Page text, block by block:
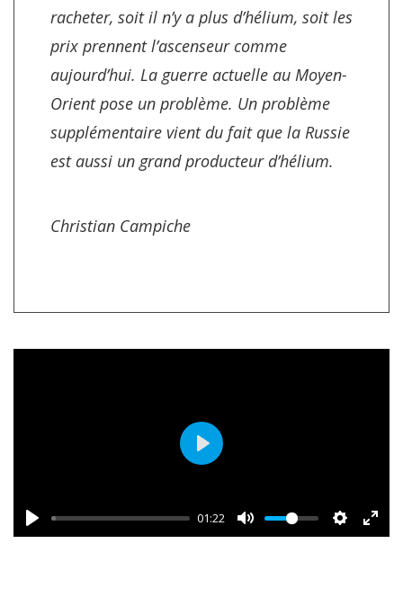
racheter, soit il n’y a plus d’hélium, soit les
prix prennent l’ascenseur comme
aujourd’hui. La guerre actuelle au Moyen-
Orient pose un problème. Un problème
supplémentaire vient du fait que la Russie
est aussi un grand producteur d’hélium.
Christian Campiche
01:22
Play